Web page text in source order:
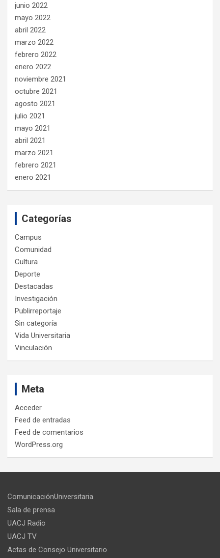
junio 2022
mayo 2022
abril 2022
marzo 2022
febrero 2022
enero 2022
noviembre 2021
octubre 2021
agosto 2021
julio 2021
mayo 2021
abril 2021
marzo 2021
febrero 2021
enero 2021
Categorías
Campus
Comunidad
Cultura
Deporte
Destacadas
Investigación
Publirreportaje
Sin categoría
Vida Universitaria
Vinculación
Meta
Acceder
Feed de entradas
Feed de comentarios
WordPress.org
ComunicaciónUniversitaria
Sala de prensa
UACJ Radio
UACJ TV
Actas de Consejo Universitario